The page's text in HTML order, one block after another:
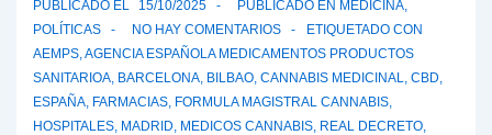
PUBLICADO EL 15/10/2025 PUBLICADO EN MEDICINA,
POLÍTICAS
NO HAY COMENTARIOS
ETIQUETADO CON
AEMPS,AGENCIA ESPAÑOLA MEDICAMENTOS PRODUCTOS
SANITARIOA, BARCELONA, BILBAO, CANNABIS MEDICINAL, CBD,
ESPAÑA, FARMACIAS, FORMULA MAGISTRAL CANNABIS,
HOSPITALES, MADRID, MEDICOS CANNABIS, REAL DECRETO,